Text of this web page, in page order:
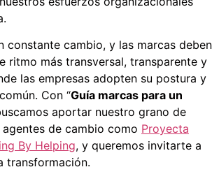
constante cambio, y las marcas deben
ritmo más transversal, transparente y
las empresas adopten su postura y
Con “Guía marcas para un
aportar nuestro grano de
de cambio como Proyecta
By Helping, y queremos invitarte a
transformación.